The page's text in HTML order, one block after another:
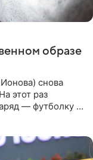
образе
снова
этот раз
— футболку с